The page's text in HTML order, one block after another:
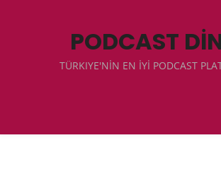
PODCAST
TÜRKIYE'NİN EN İYİ PODCAST